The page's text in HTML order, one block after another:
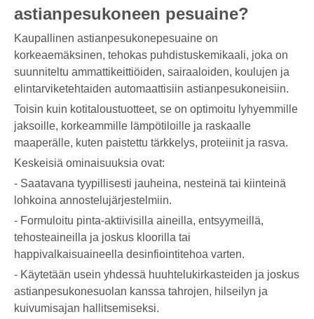
astianpesukoneen pesuaine?
Kaupallinen astianpesukonepesuaine on
korkeaemäksinen, tehokas puhdistuskemikaali, joka on
suunniteltu ammattikeittiöiden, sairaaloiden, koulujen ja
elintarviketehtaiden automaattisiin astianpesukoneisiin.
Toisin kuin kotitaloustuotteet, se on optimoitu lyhyemmille
jaksoille, korkeammille lämpötiloille ja raskaalle
maaperälle, kuten paistettu tärkkelys, proteiinit ja rasva.
Keskeisiä ominaisuuksia ovat:
- Saatavana tyypillisesti jauheina, nesteinä tai kiinteinä
lohkoina annostelujärjestelmiin.
- Formuloitu pinta-aktiivisilla aineilla, entsyymeillä,
tehosteaineilla ja joskus kloorilla tai
happivalkaisuaineella desinfiointitehoa varten.
- Käytetään usein yhdessä huuhtelukirkasteiden ja joskus
astianpesukonesuolan kanssa tahrojen, hilseilyn ja
kuivumisajan hallitsemiseksi.